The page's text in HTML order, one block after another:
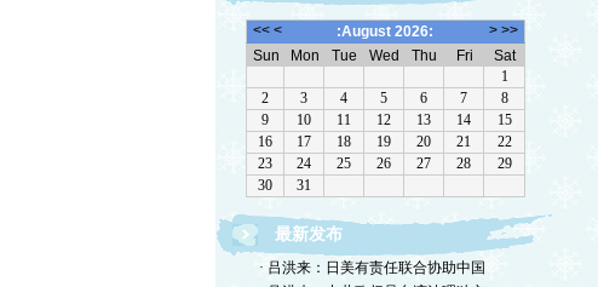
最新发布
· 吕洪来：日美有责任联合协助中国